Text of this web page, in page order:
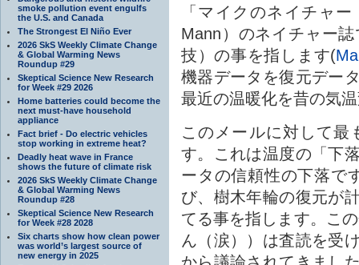
smoke pollution event engulfs
the U.S. and Canada
The Strongest El Niño Ever
2026 SkS Weekly Climate Change
& Global Warming News
Roundup #29
Skeptical Science New Research
for Week #29 2026
Home batteries could become the
next must-have household
appliance
Fact brief - Do electric vehicles
stop working in extreme heat?
Deadly heat wave in France
shows the future of climate risk
2026 SkS Weekly Climate Change
& Global Warming News
Roundup #28
Skeptical Science New Research
for Week #28 2028
Six charts show how clean power
was world’s largest source of
new energy in 2025
「マイクのネイチャ
Mann）のネイチャー
技）の事を指します(
機器データを復元デー
最近の温暖化を昔の気
このメールに対して最
す。これは温度の「下
ータの信頼性の下落で
び、樹木年輪の復元が
てる事を指します。こ
ん（涙））は査読を受